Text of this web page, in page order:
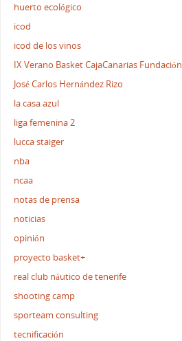
huerto ecológico
icod
icod de los vinos
IX Verano Basket CajaCanarias Fundación
José Carlos Hernández Rizo
la casa azul
liga femenina 2
lucca staiger
nba
ncaa
notas de prensa
noticias
opinión
proyecto basket+
real club náutico de tenerife
shooting camp
sporteam consulting
tecnificación